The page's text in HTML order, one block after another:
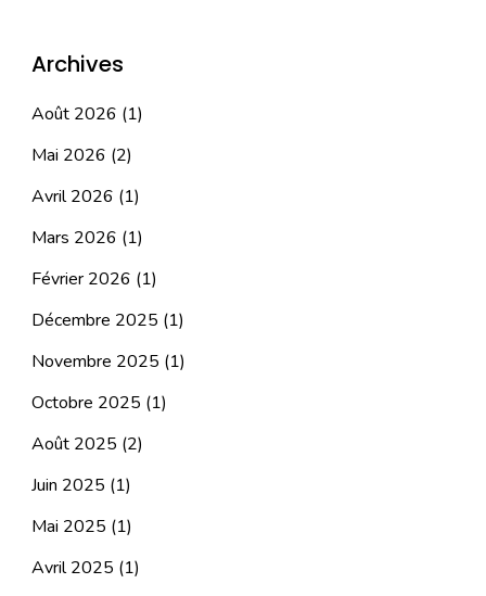
Archives
Août 2026 (1)
Mai 2026 (2)
Avril 2026 (1)
Mars 2026 (1)
Février 2026 (1)
Décembre 2025 (1)
Novembre 2025 (1)
Octobre 2025 (1)
Août 2025 (2)
Juin 2025 (1)
Mai 2025 (1)
Avril 2025 (1)